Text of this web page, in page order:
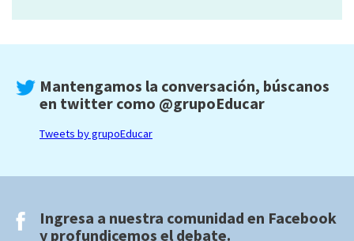
Mantengamos la conversación, búscanos
en twitter como @grupoEducar
Tweets by grupoEducar
Ingresa a nuestra comunidad en Facebook
y profundicemos el debate.